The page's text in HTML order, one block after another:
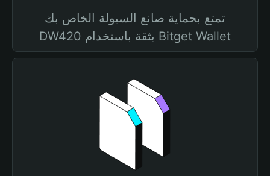
تمتع بحماية صانع السيولة الخاص بك
DW420 بثقة باستخدام Bitget Wallet